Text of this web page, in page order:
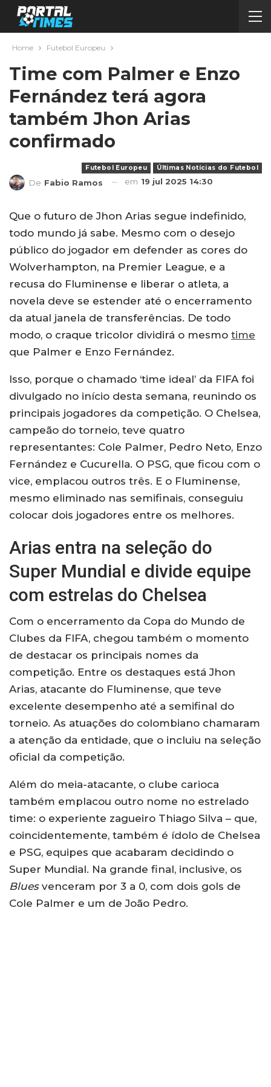
Home Futebol Europeu
Time com Palmer e Enzo
Fernández terá agora
também Jhon Arias
confirmado
Futebol Europeu Últimas Notícias do Futebol
De Fabio Ramos em 19 jul 2025 14:30
Que o futuro de Jhon Arias segue indefinido,
todo mundo já sabe. Mesmo com o desejo
público do jogador em defender as cores do
Wolverhampton, na Premier League, e a
recusa do Fluminense e liberar o atleta, a
novela deve se estender até o encerramento
da atual janela de transferências. De todo
modo, o craque tricolor dividirá o mesmo time
que Palmer e Enzo Fernández.
Isso, porque o chamado ‘time ideal’ da FIFA foi
divulgado no início desta semana, reunindo os
principais jogadores da competição. O Chelsea,
campeão do torneio, teve quatro
representantes: Cole Palmer, Pedro Neto, Enzo
Fernández e Cucurella. O PSG, que ficou com o
vice, emplacou outros três. E o Fluminense,
mesmo eliminado nas semifinais, conseguiu
colocar dois jogadores entre os melhores.
Arias entra na seleção do
Super Mundial e divide equipe
com estrelas do Chelsea
Com o encerramento da Copa do Mundo de
Clubes da FIFA, chegou também o momento
de destacar os principais nomes da
competição. Entre os destaques está Jhon
Arias, atacante do Fluminense, que teve
excelente desempenho até a semifinal do
torneio. As atuações do colombiano chamaram
a atenção da entidade, que o incluiu na seleção
oficial da competição.
Além do meia-atacante, o clube carioca
também emplacou outro nome no estrelado
time: o experiente zagueiro Thiago Silva – que,
coincidentemente, também é ídolo de Chelsea
e PSG, equipes que acabaram decidindo o
Super Mundial. Na grande final, inclusive, os
Bluesvenceram por 3 a 0, com dois gols de
Cole Palmer e um de João Pedro.